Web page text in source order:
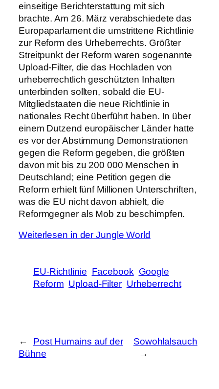
einseitige Berichterstattung mit sich
brachte. Am 26. März verabschiedete das
Europaparlament die umstrittene Richtlinie
zur Reform des Urheberrechts. Größter
Streitpunkt der Reform waren sogenannte
Upload-Filter, die das Hochladen von
urheberrechtlich geschützten Inhalten
unterbinden sollten, sobald die EU-
Mitgliedstaaten die neue Richtlinie in
nationales Recht überführt haben. In über
einem Dutzend europäischer Länder hatte
es vor der Abstimmung Demonstrationen
gegen die Reform gegeben, die größten
davon mit bis zu 200 000 Menschen in
Deutschland; eine Petition gegen die
Reform erhielt fünf Millionen Unterschriften,
was die EU nicht davon abhielt, die
Reformgegner als Mob zu beschimpfen.
Weiterlesen in der Jungle World
EU-Richtlinie Facebook Google
Reform Upload-Filter Urheberrecht
←
Post Humains auf der
Bühne
Sowohlalsauch
→